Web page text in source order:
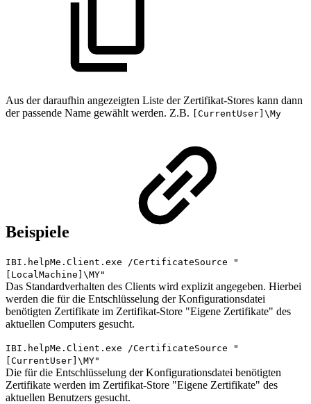
Aus der daraufhin angezeigten Liste der Zertifikat-Stores kann dann
der passende Name gewählt werden. Z.B.
[CurrentUser]\My
Beispiele
IBI.helpMe.Client.exe /CertificateSource "
[LocalMachine]\MY"
Das Standardverhalten des Clients wird explizit angegeben. Hierbei
werden die für die Entschlüsselung der Konfigurationsdatei
benötigten Zertifikate im Zertifikat-Store "Eigene Zertifikate" des
aktuellen Computers gesucht.
IBI.helpMe.Client.exe /CertificateSource "
[CurrentUser]\MY"
Die für die Entschlüsselung der Konfigurationsdatei benötigten
Zertifikate werden im Zertifikat-Store "Eigene Zertifikate" des
aktuellen Benutzers gesucht.